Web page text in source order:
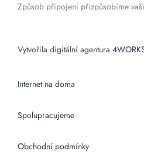
Způsob připojení přizpůsobíme
Vytvořila digitální agentura
Internet na doma
Spolupracujeme
Obchodní podmínky